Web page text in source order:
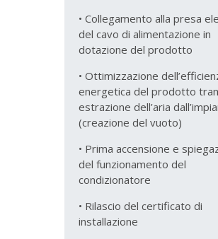
• Collegamento alla presa
del cavo di alimentazione in
dotazione del prodotto
• Ottimizzazione
energetica del prodotto
estrazione dell’aria
(creazione del vuoto)
• Prima accensione e
del funzionamento del
condizionatore
• Rilascio del certificato di
installazione